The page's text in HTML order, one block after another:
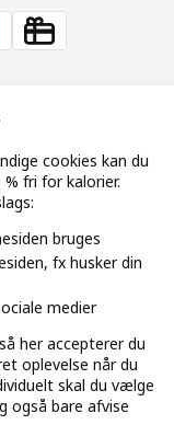
cookies kan du
fri for kalorier.
bruges
fx husker din
medier
her accepterer du
oplevelse når du
skal du vælge
også bare afvise